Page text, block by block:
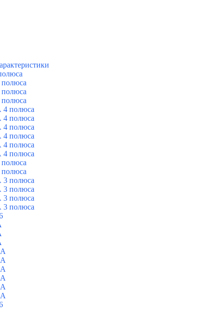
4 полюса
4 полюса
4 полюса
4 полюса
4 полюса
4 полюса
3 полюса
3 полюса
3 полюса
3 полюса